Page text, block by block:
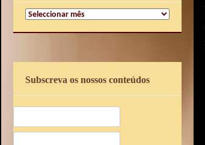
Caminhos
Subscreva os nossos conteúdos